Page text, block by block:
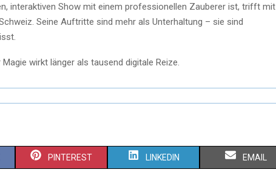
interaktiven Show mit einem professionellen Zauberer ist, trifft mit
Seine Auftritte sind mehr als Unterhaltung – sie sind
wirkt länger als tausend digitale Reize.
PINTEREST LINKEDIN EMAIL